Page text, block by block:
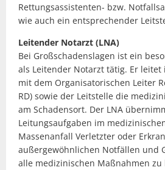
Rettungsassistenten- bzw.
wie auch ein entsprechender
Leitender Notarzt (LNA)
Bei Großschadenslagen ist ein
als Leitender Notarzt tätig. Er leitet
mit dem Organisatorischen Leiter
RD) sowie der Leitstelle die
am Schadensort. Der LNA
Leitungsaufgaben im
Massenanfall Verletzter oder
außergewöhnlichen Notfällen und
alle medizinischen Maßnahmen zu